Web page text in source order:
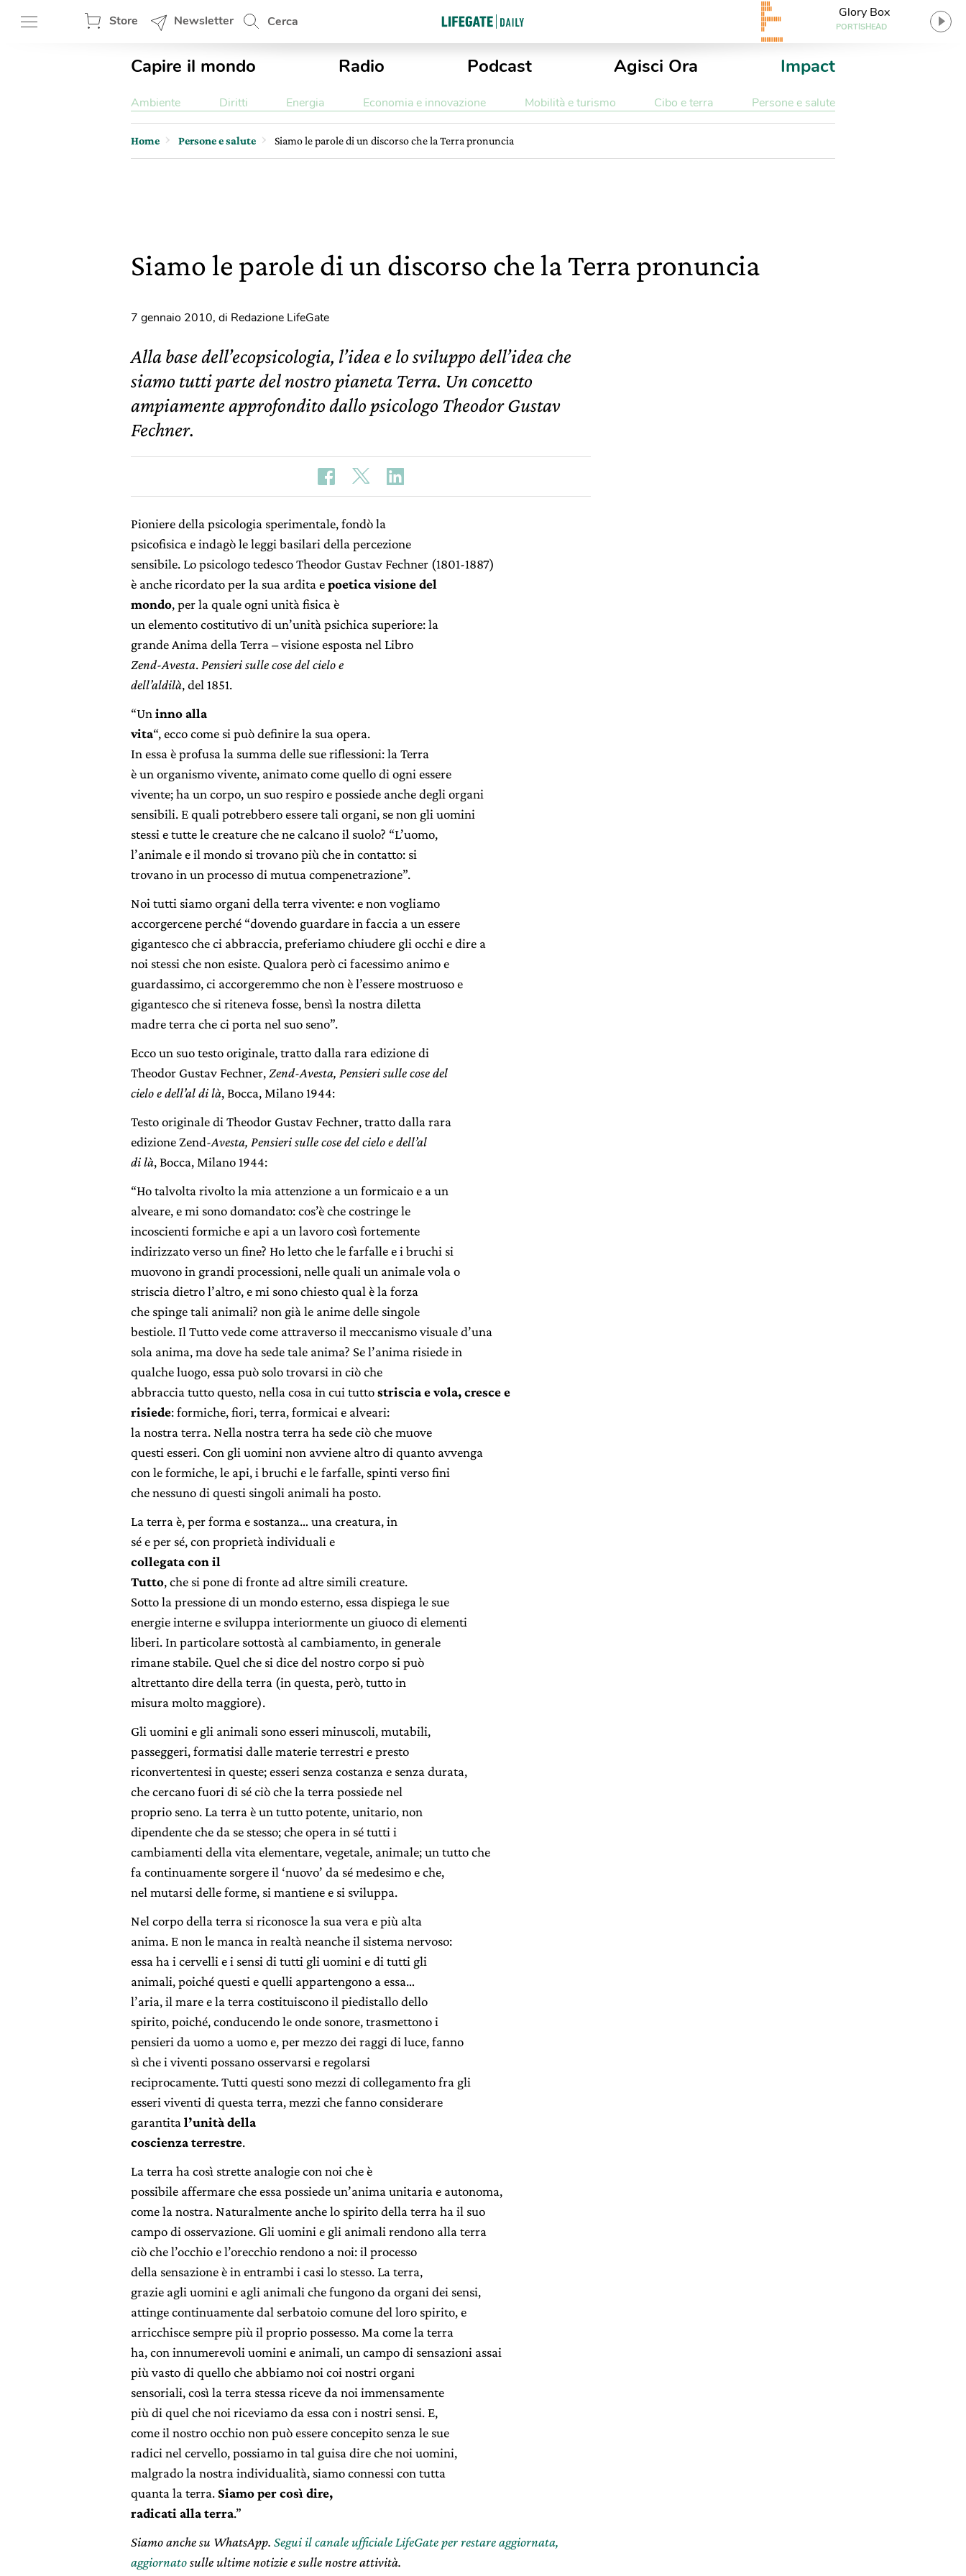
Store Newsletter Cerca
Glory Box
PORTISHEAD
Capire il mondo Radio Podcast Agisci Ora Impact
Ambiente Diritti Energia Economia e innovazione Mobilità e turismo Cibo e terra Persone e salute
Home Persone e salute Siamo le parole di un discorso che la Terra pronuncia
Siamo le parole di un discorso che la Terra pronuncia
7 gennaio 2010, di Redazione LifeGate
Alla base dell’ecopsicologia, l’idea e lo sviluppo dell’idea che
siamo tutti parte del nostro pianeta Terra. Un concetto
ampiamente approfondito dallo psicologo Theodor Gustav
Fechner.
Pioniere della psicologia sperimentale, fondò la
psicofisica e indagò le leggi basilari della percezione
sensibile. Lo psicologo tedesco Theodor Gustav Fechner (1801-1887)
è anche ricordato per la sua ardita epoetica visione del
mondo, per la quale ogni unità fisica è
un elemento costitutivo di un’unità psichica superiore: la
grande Anima della Terra – visione esposta nel Libro
Zend-Avesta. Pensieri sulle cose del cielo e
dell’aldilà, del 1851.
“Un inno alla
vita“, ecco come si può definire la sua opera.
In essa è profusa la summa delle sue riflessioni: la Terra
è un organismo vivente, animato come quello di ogni essere
vivente; ha un corpo, un suo respiro e possiede anche degli organi
sensibili. E quali potrebbero essere tali organi, se non gli uomini
stessi e tutte le creature che ne calcano il suolo? “L’uomo,
l’animale e il mondo si trovano più che in contatto: si
trovano in un processo di mutua compenetrazione”.
Noi tutti siamo organi della terra vivente: e non vogliamo
accorgercene perché “dovendo guardare in faccia a un essere
gigantesco che ci abbraccia, preferiamo chiudere gli occhi e dire a
noi stessi che non esiste. Qualora però ci facessimo animo e
guardassimo, ci accorgeremmo che non è l’essere mostruoso e
gigantesco che si riteneva fosse, bensì la nostra diletta
madre terra che ci porta nel suo seno”.
Ecco un suo testo originale, tratto dalla rara edizione di
Theodor Gustav Fechner, Zend-Avesta, Pensieri sulle cose del
cielo e dell’al di là, Bocca, Milano 1944:
Testo originale di Theodor Gustav Fechner, tratto dalla rara
edizione Zend-Avesta, Pensieri sulle cose del cielo e dell’al
di là, Bocca, Milano 1944:
“Ho talvolta rivolto la mia attenzione a un formicaio e a un
alveare, e mi sono domandato: cos’è che costringe le
incoscienti formiche e api a un lavoro così fortemente
indirizzato verso un fine? Ho letto che le farfalle e i bruchi si
muovono in grandi processioni, nelle quali un animale vola o
striscia dietro l’altro, e mi sono chiesto qual è la forza
che spinge tali animali? non già le anime delle singole
bestiole. Il Tutto vede come attraverso il meccanismo visuale d’una
sola anima, ma dove ha sede tale anima? Se l’anima risiede in
qualche luogo, essa può solo trovarsi in ciò che
abbraccia tutto questo, nella cosa in cui tuttostriscia e vola, cresce e
risiede: formiche, fiori, terra, formicai e alveari:
la nostra terra. Nella nostra terra ha sede ciò che muove
questi esseri. Con gli uomini non avviene altro di quanto avvenga
con le formiche, le api, i bruchi e le farfalle, spinti verso fini
che nessuno di questi singoli animali ha posto.
La terra è, per forma e sostanza… una creatura, in
sé e per sé, con proprietà individuali e
collegata con il
Tutto, che si pone di fronte ad altre simili creature.
Sotto la pressione di un mondo esterno, essa dispiega le sue
energie interne e sviluppa interiormente un giuoco di elementi
liberi. In particolare sottostà al cambiamento, in generale
rimane stabile. Quel che si dice del nostro corpo si può
altrettanto dire della terra (in questa, però, tutto in
misura molto maggiore).
Gli uomini e gli animali sono esseri minuscoli, mutabili,
passeggeri, formatisi dalle materie terrestri e presto
riconvertentesi in queste; esseri senza costanza e senza durata,
che cercano fuori di sé ciò che la terra possiede nel
proprio seno. La terra è un tutto potente, unitario, non
dipendente che da se stesso; che opera in sé tutti i
cambiamenti della vita elementare, vegetale, animale; un tutto che
fa continuamente sorgere il ‘nuovo’ da sé medesimo e che,
nel mutarsi delle forme, si mantiene e si sviluppa.
Nel corpo della terra si riconosce la sua vera e più alta
anima. E non le manca in realtà neanche il sistema nervoso:
essa ha i cervelli e i sensi di tutti gli uomini e di tutti gli
animali, poiché questi e quelli appartengono a essa…
l’aria, il mare e la terra costituiscono il piedistallo dello
spirito, poiché, conducendo le onde sonore, trasmettono i
pensieri da uomo a uomo e, per mezzo dei raggi di luce, fanno
sì che i viventi possano osservarsi e regolarsi
reciprocamente. Tutti questi sono mezzi di collegamento fra gli
esseri viventi di questa terra, mezzi che fanno considerare
garantita l’unità della
coscienza terrestre.
La terra ha così strette analogie con noi che è
possibile affermare che essa possiede un’anima unitaria e autonoma,
come la nostra. Naturalmente anche lo spirito della terra ha il suo
campo di osservazione. Gli uomini e gli animali rendono alla terra
ciò che l’occhio e l’orecchio rendono a noi: il processo
della sensazione è in entrambi i casi lo stesso. La terra,
grazie agli uomini e agli animali che fungono da organi dei sensi,
attinge continuamente dal serbatoio comune del loro spirito, e
arricchisce sempre più il proprio possesso. Ma come la terra
ha, con innumerevoli uomini e animali, un campo di sensazioni assai
più vasto di quello che abbiamo noi coi nostri organi
sensoriali, così la terra stessa riceve da noi immensamente
più di quel che noi riceviamo da essa con i nostri sensi. E,
come il nostro occhio non può essere concepito senza le sue
radici nel cervello, possiamo in tal guisa dire che noi uomini,
malgrado la nostra individualità, siamo connessi con tutta
quanta la terra. Siamo per così dire,
radicati alla terra.”
Siamo anche su WhatsApp. Segui il canale ufficiale LifeGate per restare aggiornata,
aggiornatosulle ultime notizie e sulle nostre attività.